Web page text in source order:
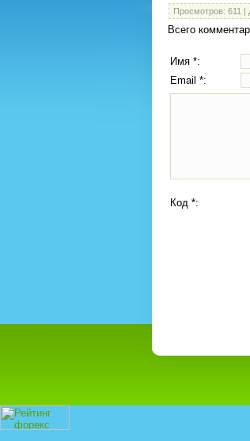
Просмотров: 611 |
Всего
Имя *:
Email *:
Код *: